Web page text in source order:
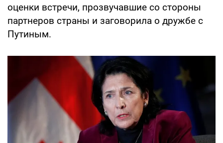
оценки встречи, прозвучавшие со стороны
партнеров страны и заговорила о дружбе с
Путиным.